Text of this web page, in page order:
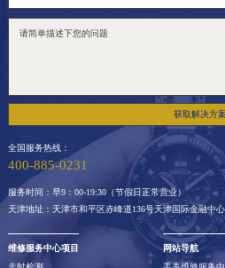
获取解决方
全国服务热线：
400-885-0231
服务时间：早9：00-19:30（节假日正常营业）
天津地址：天津市和平区赤峰道136号天津国际金融中
维修服务中心项目
网站导航